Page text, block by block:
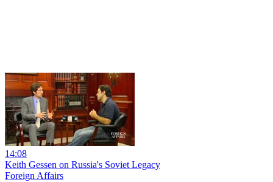
14:08
Keith Gessen on Russia's Soviet Legacy
Foreign Affairs